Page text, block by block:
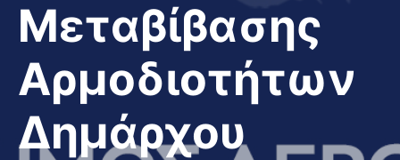
Μεταβίβασης
Αρμοδιοτήτων
Δημάρχου